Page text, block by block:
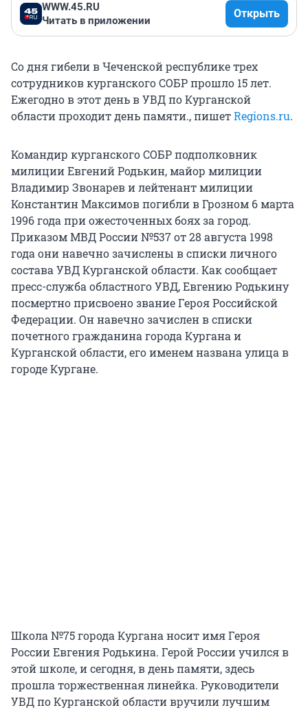
WWW.45.RU
Читать в приложении
Открыть
Со дня гибели в Чеченской республике трех
сотрудников курганского СОБР прошло 15 лет.
Ежегодно в этот день в УВД по Курганской
области проходит день памяти., пишетRegions.ru.
Командир курганского СОБР подполковник
милиции Евгений Родькин, майор милиции
Владимир Звонарев и лейтенант милиции
Константин Максимов погибли в Грозном 6 марта
1996 года при ожесточенных боях за город.
Приказом МВД России №537 от 28 августа 1998
года они навечно зачислены в списки личного
состава УВД Курганской области. Как сообщает
пресс-служба областного УВД, Евгению Родькину
посмертно присвоено звание Героя Российской
Федерации. Он навечно зачислен в списки
почетного гражданина города Кургана и
Курганской области, его именем названа улица в
городе Кургане.
Школа №75 города Кургана носит имя Героя
России Евгения Родькина. Герой России учился в
этой школе, и сегодня, в день памяти, здесь
прошла торжественная линейка. Руководители
УВД по Курганской области вручили лучшим